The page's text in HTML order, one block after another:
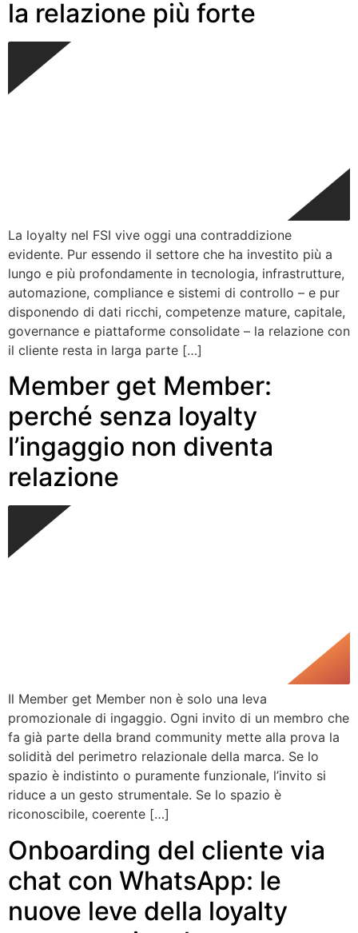
la relazione più forte
La loyalty nel FSI vive oggi una contraddizione
evidente. Pur essendo il settore che ha investito più a
lungo e più profondamente in tecnologia, infrastrutture,
automazione, compliance e sistemi di controllo – e pur
disponendo di dati ricchi, competenze mature, capitale,
governance e piattaforme consolidate – la relazione con
il cliente resta in larga parte […]
Member get Member:
perché senza loyalty
l’ingaggio non diventa
relazione
Il Member get Member non è solo una leva
promozionale di ingaggio. Ogni invito di un membro che
fa già parte della brand community mette alla prova la
solidità del perimetro relazionale della marca. Se lo
spazio è indistinto o puramente funzionale, l’invito si
riduce a un gesto strumentale. Se lo spazio è
riconoscibile, coerente […]
Onboarding del cliente via
chat con WhatsApp: le
nuove leve della loyalty